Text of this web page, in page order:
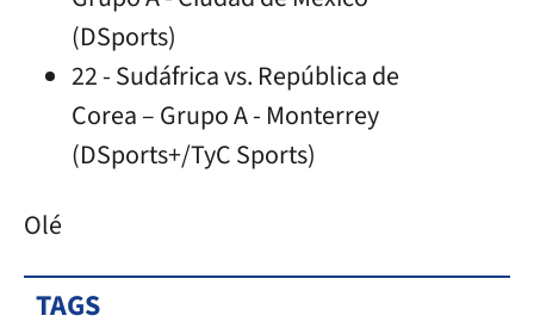
(DSports)
22 - Sudáfrica vs. República de
Corea – Grupo A - Monterrey
(DSports+/TyC Sports)
Olé
TAGS